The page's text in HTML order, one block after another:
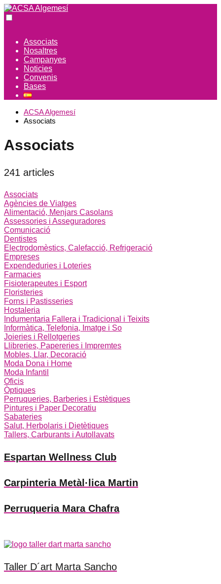
Associats
Nosaltres
Campanyes
Noticies
Convenis
Bases
ACSA Algemesí
Associats
Associats
241 articles
Associats
Agències de Viatges
Alimentació, Menjars Casolans
Assessories i Asseguradores
Comunicació
Dentistes
Electrodomèstics, Calefacció, Refrigeració
Empreses
Expendeduries i Loteries
Farmacies
Fisioterapeutes i Esport
Floristeries
Forns i Pastisseries
Hostaleria
Indumentaria Fallera i Tradicional i Teixits
Informàtica, Telefonia, Imatge i So
Joieries i Rellotgeries
Llibreries, Papereries i Impremtes
Mobles, Llar, Decoració
Moda Dona i Home
Moda Infantil
Oficis
Òptiques
Perruqueries, Barberies i Estètiques
Pintures i Paper Decoratiu
Sabateries
Salut, Herbolaris i Dietètiques
Tallers, Carburants i Autollavats
Espartan Wellness Club
Carpinteria Metàl·lica Martin
Perruqueria Mara Chafra
Taller D´art Marta Sancho